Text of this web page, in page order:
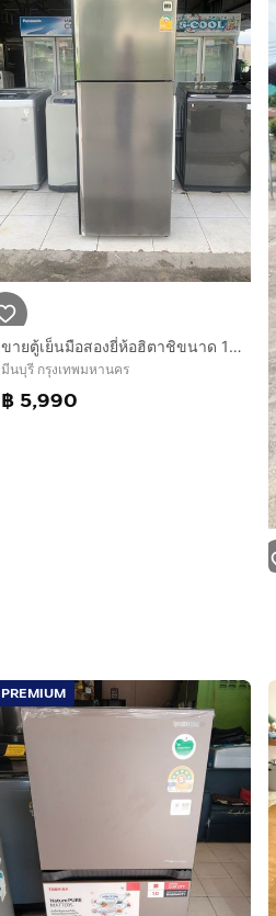
ขายตู้เย็นมือสองยี่ห้อฮิตาชิขนาด 15 คิวอินวอเตอร์ราคา 5990 บาทสนใจโทรติดต่อสอบถามได้ค่ะ 0991461547 ค่ะ
มีนบุรี กรุงเทพมหานคร
฿ 5,990
PREMIUM